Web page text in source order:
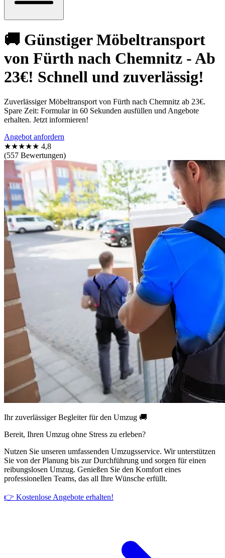
🚚 Günstiger Möbeltransport
von Fürth nach Chemnitz⁠ - Ab
23€! Schnell und zuverlässig!
Zuverlässiger Möbeltransport von Fürth nach Chemnitz ab 23€.
Spare Zeit: Formular in 60 Sekunden ausfüllen und Angebote
erhalten. Jetzt informieren!
Angebot anfordern
★★★★★ 4,8
(557 Bewertungen)
Ihr zuverlässiger Begleiter für den Umzug 🚚
Bereit, Ihren Umzug ohne Stress zu erleben?
Nutzen Sie unseren umfassenden Umzugsservice. Wir unterstützen
Sie von der Planung bis zur Durchführung und sorgen für einen
reibungslosen Umzug. Genießen Sie den Komfort eines
professionellen Teams, das all Ihre Wünsche erfüllt.
👉 Kostenlose Angebote erhalten!